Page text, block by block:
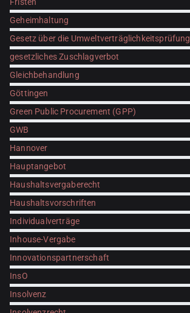
Fristen
Geheimhaltung
Gesetz über die Umweltverträglichkeitsprüfung
gesetzliches Zuschlagverbot
Gleichbehandlung
Göttingen
Green Public Procurement (GPP)
GWB
Hannover
Hauptangebot
Haushaltsvergaberecht
Haushaltsvorschriften
Individualverträge
Inhouse-Vergabe
Innovationspartnerschaft
InsO
Insolvenz